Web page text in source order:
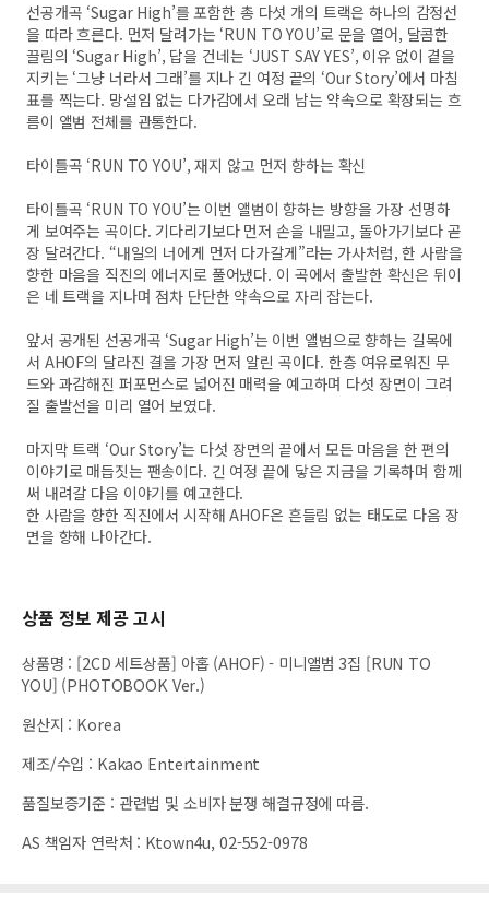
선공개곡 ‘Sugar High’를 포함한 총 다섯 개의 트랙은 하나의 감정선
을 따라 흐른다. 먼저 달려가는 ‘RUN TO YOU’로 문을 열어, 달콤한
끌림의 ‘Sugar High’, 답을 건네는 ‘JUST SAY YES’, 이유 없이 곁을
지키는 ‘그냥 너라서 그래’를 지나 긴 여정 끝의 ‘Our Story’에서 마침
표를 찍는다. 망설임 없는 다가감에서 오래 남는 약속으로 확장되는 흐
름이 앨범 전체를 관통한다.
타이틀곡 ‘RUN TO YOU’, 재지 않고 먼저 향하는 확신
타이틀곡 ‘RUN TO YOU’는 이번 앨범이 향하는 방향을 가장 선명하
게 보여주는 곡이다. 기다리기보다 먼저 손을 내밀고, 돌아가기보다 곧
장 달려간다. “내일의 너에게 먼저 다가갈게”라는 가사처럼, 한 사람을
향한 마음을 직진의 에너지로 풀어냈다. 이 곡에서 출발한 확신은 뒤이
은 네 트랙을 지나며 점차 단단한 약속으로 자리 잡는다.
앞서 공개된 선공개곡 ‘Sugar High’는 이번 앨범으로 향하는 길목에
서 AHOF의 달라진 결을 가장 먼저 알린 곡이다. 한층 여유로워진 무
드와 과감해진 퍼포먼스로 넓어진 매력을 예고하며 다섯 장면이 그려
질 출발선을 미리 열어 보였다.
마지막 트랙 ‘Our Story’는 다섯 장면의 끝에서 모든 마음을 한 편의
이야기로 매듭짓는 팬송이다. 긴 여정 끝에 닿은 지금을 기록하며 함께
써 내려갈 다음 이야기를 예고한다.
한 사람을 향한 직진에서 시작해 AHOF은 흔들림 없는 태도로 다음 장
면을 향해 나아간다.
상품 정보 제공 고시
상품명 : [2CD 세트상품] 아홉 (AHOF) - 미니앨범 3집 [RUN TO
YOU] (PHOTOBOOK Ver.)
원산지 : Korea
제조/수입 : Kakao Entertainment
품질보증기준 : 관련법 및 소비자 분쟁 해결규정에 따름.
AS 책임자 연락처 : Ktown4u, 02-552-0978